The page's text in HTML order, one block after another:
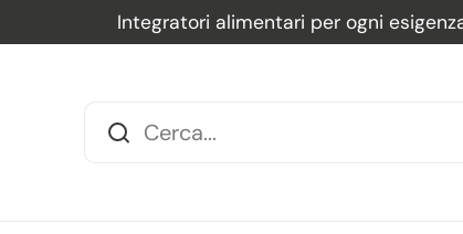
Integratori alimentari per ogni